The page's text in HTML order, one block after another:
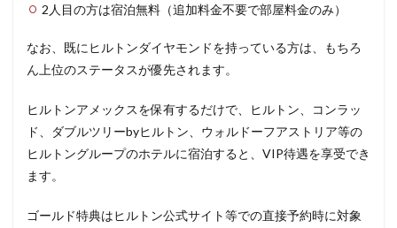
2人目の方は宿泊無料（追加料金不要で部屋料金のみ）
なお、既にヒルトンダイヤモンドを持っている方は、もちろ
ん上位のステータスが優先されます。
ヒルトンアメックスを保有するだけで、ヒルトン、コンラッ
ド、ダブルツリーbyヒルトン、ウォルドーフアストリア等の
ヒルトングループのホテルに宿泊すると、VIP待遇を享受でき
ます。
ゴールド特典はヒルトン公式サイト等での直接予約時に対象